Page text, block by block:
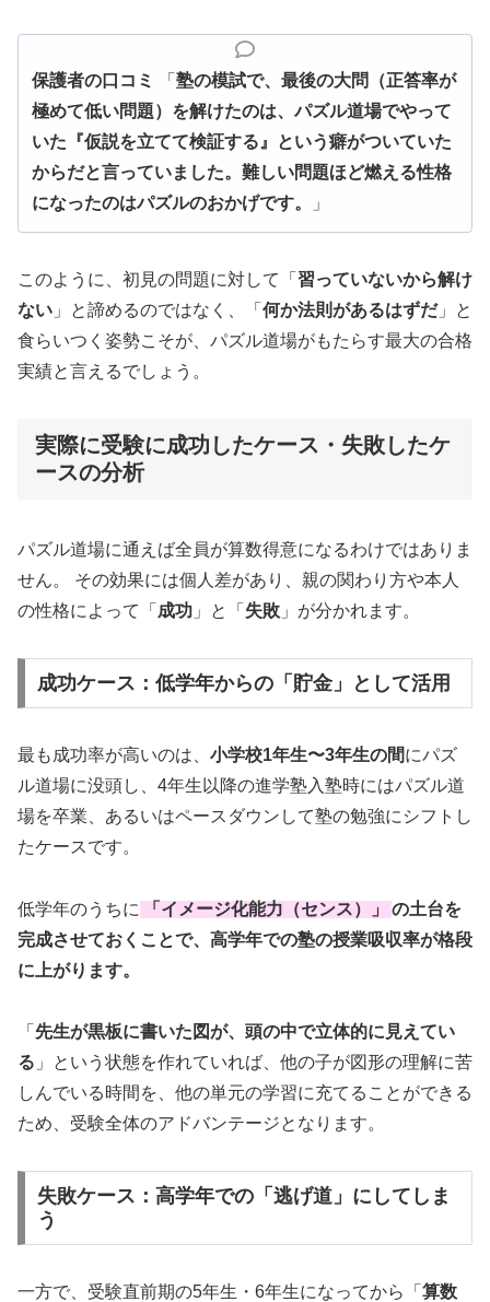
保護者の口コミ 「 塾の模試で、最後の大問（正答率が
極めて低い問題）を解けたのは、パズル道場でやって
いた『仮説を立てて検証する』という癖がついていた
からだと言っていました。難しい問題ほど燃える性格
になったのはパズルのおかげです。
」
このように、初見の問題に対して「 習っていないから解け
ない 」と諦めるのではなく、「 何か法則があるはずだ」と
食らいつく姿勢こそが、パズル道場がもたらす最大の合格
実績と言えるでしょう。
実際に受験に成功したケース・失敗したケ
ースの分析
パズル道場に通えば全員が算数得意になるわけではありま
せん。 その効果には個人差があり、親の関わり方や本人
の性格によって「 成功 」と「 失敗 」が分かれます。
成功ケース：低学年からの「貯金」として活用
最も成功率が高いのは、 小学校1年生〜3年生の間にパズ
ル道場に没頭し、4年生以降の進学塾入塾時にはパズル道
場を卒業、あるいはペースダウンして塾の勉強にシフトし
たケースです。
低学年のうちに 「 イメージ化能力（センス） 」
の土台を
完成させておくことで、高学年での塾の授業吸収率が格段
に上がります。
「 先生が黒板に書いた図が、頭の中で立体的に見えてい
る 」という状態を作れていれば、他の子が図形の理解に苦
しんでいる時間を、他の単元の学習に充てることができる
ため、受験全体のアドバンテージとなります。
失敗ケース：高学年での「逃げ道」にしてしま
う
一方で、受験直前期の5年生・6年生になってから「 算数